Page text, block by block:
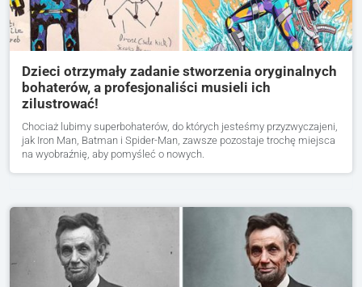
Dzieci otrzymały zadanie stworzenia oryginalnych
bohaterów, a profesjonaliści musieli ich
zilustrować!
Chociaż lubimy superbohaterów, do których jesteśmy przyzwyczajeni,
jak Iron Man, Batman i Spider-Man, zawsze pozostaje trochę miejsca
na wyobraźnię, aby pomyśleć o nowych.